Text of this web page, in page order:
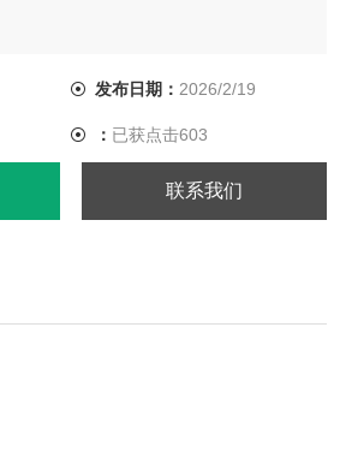
发布日期： 2026/2/19
： 已获点击603
联系我们